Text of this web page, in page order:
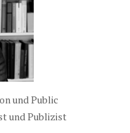
und Public
und Publizist